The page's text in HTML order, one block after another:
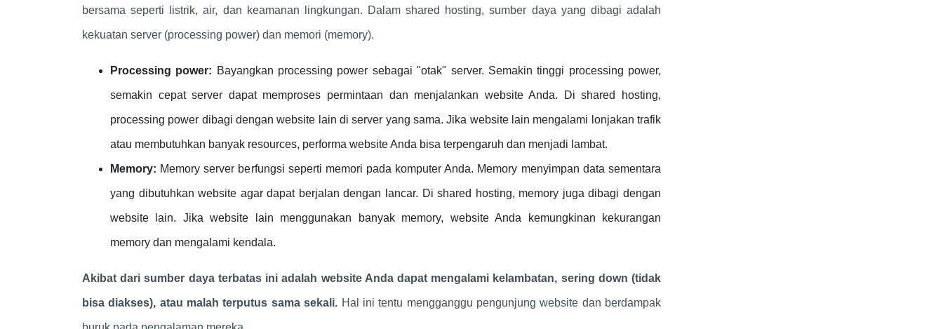
bersama seperti listrik, air, dan keamanan lingkungan. Dalam shared hosting, sumber daya yang dibagi adalah
kekuatan server (processing power) dan memori (memory).
Processing power: Bayangkan processing power sebagai "otak" server. Semakin tinggi processing power,
semakin cepat server dapat memproses permintaan dan menjalankan website Anda. Di shared hosting,
processing power dibagi dengan website lain di server yang sama. Jika website lain mengalami lonjakan trafik
atau membutuhkan banyak resources, performa website Anda bisa terpengaruh dan menjadi lambat.
Memory: Memory server berfungsi seperti memori pada komputer Anda. Memory menyimpan data sementara
yang dibutuhkan website agar dapat berjalan dengan lancar. Di shared hosting, memory juga dibagi dengan
website lain. Jika website lain menggunakan banyak memory, website Anda kemungkinan kekurangan
memory dan mengalami kendala.
Akibat dari sumber daya terbatas ini adalah website Anda dapat mengalami kelambatan, sering down (tidak
bisa diakses), atau malah terputus sama sekali. Hal ini tentu mengganggu pengunjung website dan berdampak